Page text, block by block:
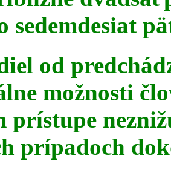
sedemdesiat
od
možnosti
prístupe
prípadoch